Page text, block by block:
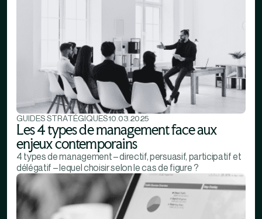
GUIDES STRATÉGIQUES10.03.2025
Les 4 types de management face aux
enjeux contemporains
4 types de management – directif, persuasif, participatif et
délégatif – lequel choisir selon le cas de figure ?